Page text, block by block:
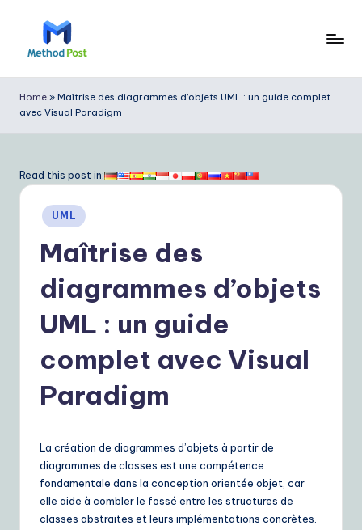
e
t
o
Y
Home » Maîtrise des diagrammes d’objets UML : un guide complet
avec Visual Paradigm
Read this post in:
Posted
in
UML
Maîtrise des
diagrammes d’objets
UML : un guide
complet avec Visual
Paradigm
La création de diagrammes d’objets à partir de
diagrammes de classes est une compétence
fondamentale dans la conception orientée objet, car
elle aide à combler le fossé entre les structures de
classes abstraites et leurs implémentations concrètes.